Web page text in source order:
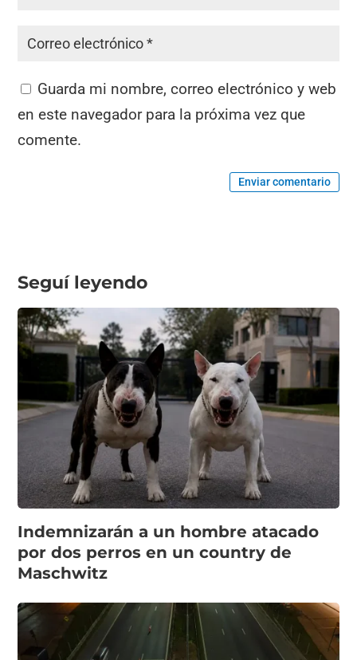
Guarda mi nombre, correo electrónico y web
en este navegador para la próxima vez que
comente.
Enviar comentario
Seguí leyendo
Indemnizarán a un hombre atacado
por dos perros en un country de
Maschwitz